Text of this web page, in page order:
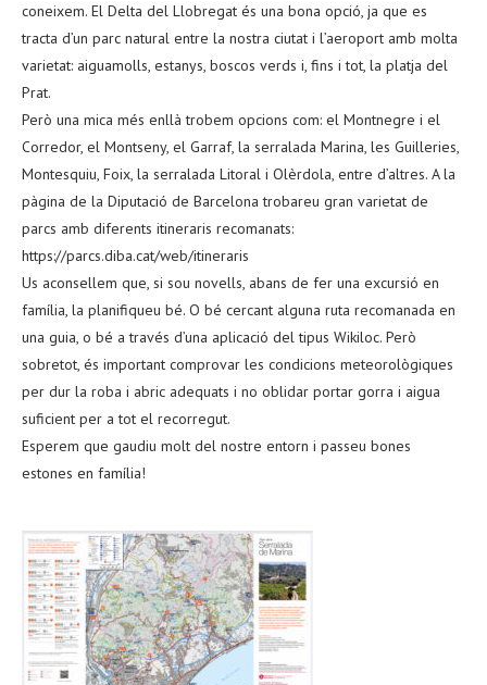
coneixem. El Delta del Llobregat és una bona opció, ja que es
tracta d’un parc natural entre la nostra ciutat i l’aeroport amb molta
varietat: aiguamolls, estanys, boscos verds i, fins i tot, la platja del
Prat.
Però una mica més enllà trobem opcions com: el Montnegre i el
Corredor, el Montseny, el Garraf, la serralada Marina, les Guilleries,
Montesquiu, Foix, la serralada Litoral i Olèrdola, entre d’altres. A la
pàgina de la Diputació de Barcelona trobareu gran varietat de
parcs amb diferents itineraris recomanats:
https://parcs.diba.cat/web/itineraris
Us aconsellem que, si sou novells, abans de fer una excursió en
família, la planifiqueu bé. O bé cercant alguna ruta recomanada en
una guia, o bé a través d’una aplicació del tipus Wikiloc. Però
sobretot, és important comprovar les condicions meteorològiques
per dur la roba i abric adequats i no oblidar portar gorra i aigua
suficient per a tot el recorregut.
Esperem que gaudiu molt del nostre entorn i passeu bones
estones en família!